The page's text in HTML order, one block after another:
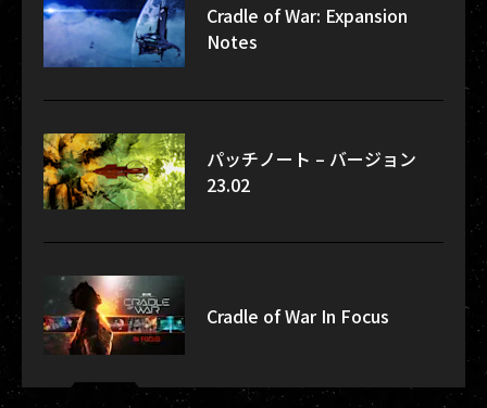
Cradle of War: Expansion
Notes
パッチノート – バージョン
23.02
Cradle of War In Focus